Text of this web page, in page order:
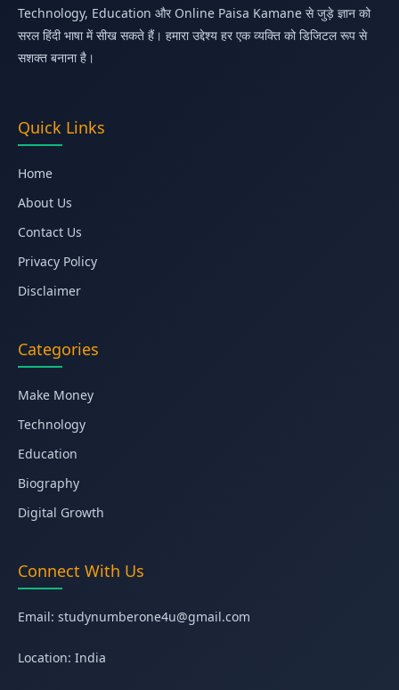
Technology, Education और Online Paisa Kamane से जुड़े ज्ञान को
सरल हिंदी भाषा में सीख सकते हैं। हमारा उद्देश्य हर एक व्यक्ति को डिजिटल रूप से
सशक्त बनाना है।
Quick Links
Home
About Us
Contact Us
Privacy Policy
Disclaimer
Categories
Make Money
Technology
Education
Biography
Digital Growth
Connect With Us
Email: studynumberone4u@gmail.com
Location: India